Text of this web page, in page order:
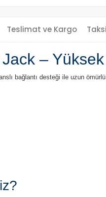
Teslimat ve Kargo
– Yüksek
bağlantı desteği ile uzun